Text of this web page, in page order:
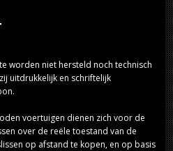
worden niet hersteld noch technisch
uitdrukkelijk en schriftelijk
voertuigen dienen zich voor de
over de reële toestand van de
op afstand te kopen, en op basis